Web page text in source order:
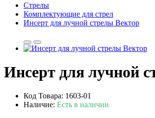
Стрелы
Комплектующие для стрел
Инсерт для лучной стрелы Вектор
Инсерт для лучной
Код Товара: 1603-01
Наличие: Есть в наличии